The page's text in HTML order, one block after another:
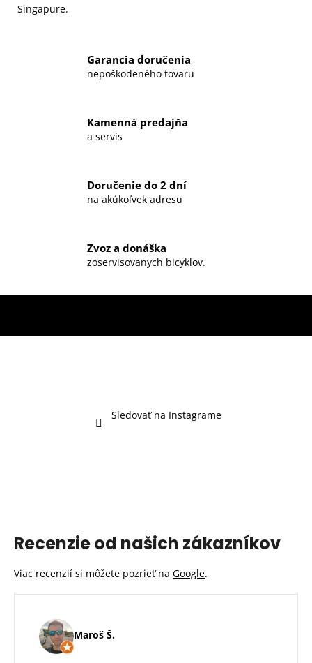
Singapure.
Garancia doručenia
nepoškodeného tovaru
Kamenná predajňa
a servis
Doručenie do 2 dní
na akúkoľvek adresu
Zvoz a donáška
zoservisovanych bicyklov.
Sledovať na Instagrame
Recenzie od našich zákazníkov
Viac recenzií si môžete pozrieť na Google.
Maroš Š.